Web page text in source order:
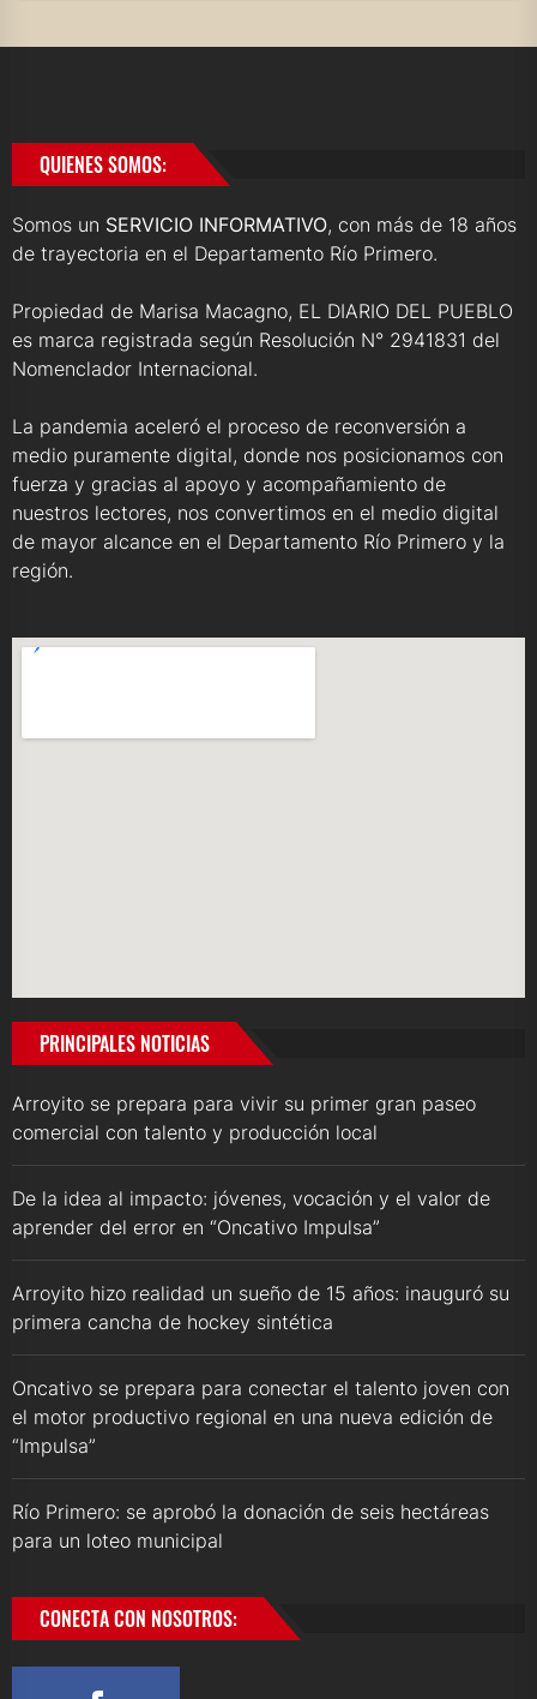
QUIENES SOMOS:
Somos un SERVICIO INFORMATIVO, con más de 18 años
de trayectoria en el Departamento Río Primero.
Propiedad de Marisa Macagno, EL DIARIO DEL PUEBLO
es marca registrada según Resolución N° 2941831 del
Nomenclador Internacional.
La pandemia aceleró el proceso de reconversión a
medio puramente digital, donde nos posicionamos con
fuerza y gracias al apoyo y acompañamiento de
nuestros lectores, nos convertimos en el medio digital
de mayor alcance en el Departamento Río Primero y la
región.
PRINCIPALES NOTICIAS
Arroyito se prepara para vivir su primer gran paseo
comercial con talento y producción local
De la idea al impacto: jóvenes, vocación y el valor de
aprender del error en “Oncativo Impulsa”
Arroyito hizo realidad un sueño de 15 años: inauguró su
primera cancha de hockey sintética
Oncativo se prepara para conectar el talento joven con
el motor productivo regional en una nueva edición de
“Impulsa”
Río Primero: se aprobó la donación de seis hectáreas
para un loteo municipal
CONECTA CON NOSOTROS: